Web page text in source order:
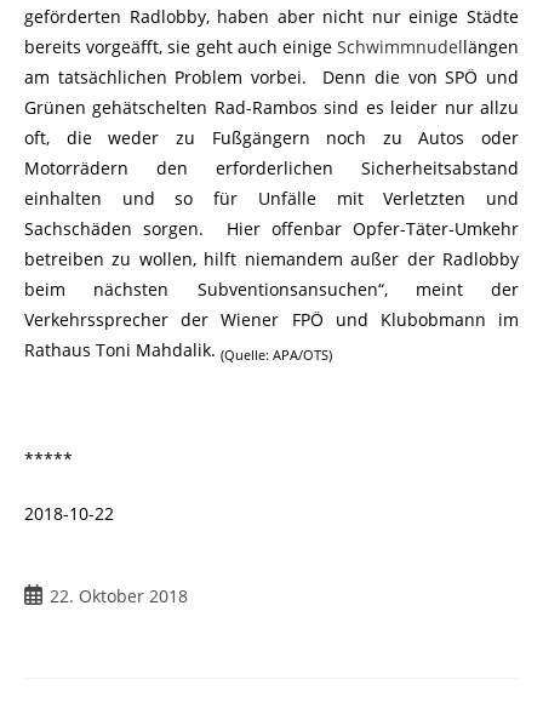
geförderten Radlobby, haben aber nicht nur einige Städte
bereits vorgeäfft, sie geht auch einige Schwimmnudellängen
am tatsächlichen Problem vorbei. Denn die von SPÖ und
Grünen gehätschelten Rad-Rambos sind es leider nur allzu
oft, die weder zu Fußgängern noch zu Autos oder
Motorrädern den erforderlichen Sicherheitsabstand
einhalten und so für Unfälle mit Verletzten und
Sachschäden sorgen. Hier offenbar Opfer-Täter-Umkehr
betreiben zu wollen, hilft niemandem außer der Radlobby
beim nächsten Subventionsansuchen“, meint der
Verkehrssprecher der Wiener FPÖ und Klubobmann im
Rathaus Toni Mahdalik. (Quelle: APA/OTS)
*****
2018-10-22
22. Oktober 2018